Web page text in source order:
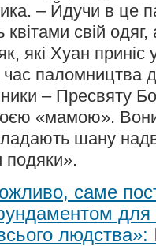
– Йдучи в це
свій одяг,
які Хуан приніс
паломництва
– Пресвяту
«мамою».
шану
подяки».
саме
для
всього